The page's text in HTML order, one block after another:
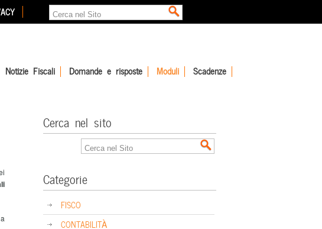
Notizie Fiscali Domande e risposte Moduli Scadenze
Cerca nel sito
Categorie
FISCO
CONTABILITÀ